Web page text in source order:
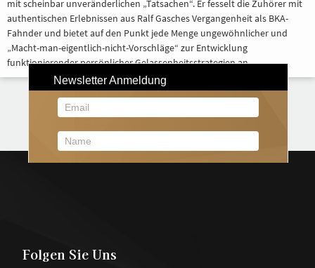
mit scheinbar unveränderlichen „Tatsachen“. Er fesselt die Zuhörer mit
authentischen Erlebnissen aus Ralf Gasches Vergangenheit als BKA-
Fahnder und bietet auf den Punkt jede Menge ungewöhnlicher und
„Macht-man-eigentlich-nicht-Vorschläge“ zur Entwicklung
funktionierender persönlicher Gelassenheitsstrategien an.
Folgen Sie Uns